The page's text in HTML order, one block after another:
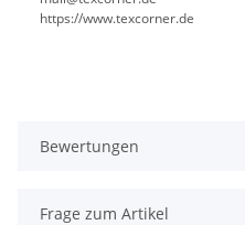
https://www.texcorner.de
Bewertungen
Frage zum Artikel